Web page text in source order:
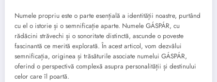
Numele propriu este o parte esențială a identității noastre, purtând
cu el o istorie și o semnificație aparte. Numele GÁSPÁR, cu
rădăcini străvechi și o sonoritate distinctă, ascunde o poveste
fascinantă ce merită explorată. În acest articol, vom dezvălui
semnificația, originea și trăsăturile asociate numelui GÁSPÁR,
oferind o perspectivă complexă asupra personalității și destinului
celor care îl poartă.